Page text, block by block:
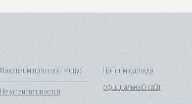
Маханаим просторы минус
Не устанавливается
Нонейм одежда
официальный сайт